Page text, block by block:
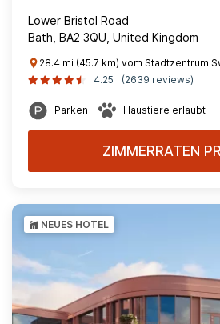
Lower Bristol Road
Bath, BA2 3QU, United Kingdom
28.4 mi (45.7 km) vom Stadtzentrum
4.25
(2639 reviews)
Parken Haustiere erlaubt
ZIMMERRATEN
NEUES HOTEL